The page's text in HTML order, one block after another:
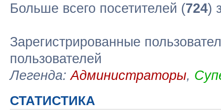
Больше всего посетителей (724)
Зарегистрированные
пользователей
Легенда:Администраторы,
СТАТИСТИКА